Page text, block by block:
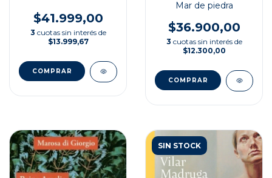
$41.999,00
3 cuotas sin interés de
$13.999,67
Mar de piedra
$36.900,00
3 cuotas sin interés de
$12.300,00
SIN STOCK